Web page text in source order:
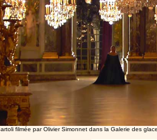
filmée par Olivier Simonnet dans la Galerie des